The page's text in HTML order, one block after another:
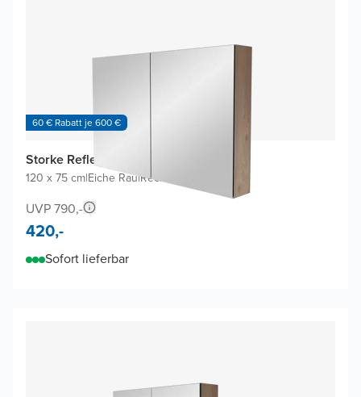
60 € Rabatt je 600 €
Storke Reflecta Spiegelschrank
120 x 75 cm|Eiche Rau|Rechteckig
UVP 790,-
420,-
Sofort lieferbar